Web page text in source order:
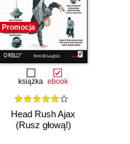
Promocja
książka ebook
Head Rush Ajax
(Rusz głową!)